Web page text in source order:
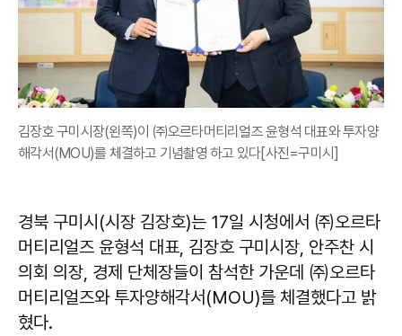
김장호 구미시장(왼쪽)이 ㈜오르타머티리얼즈 윤형석 대표와 투자양
해각서(MOU)를 체결하고 기념촬영 하고 있다[사진=구미시]
경북 구미시(시장 김장호)는 17일 시청에서 ㈜오르타
머티리얼즈 윤형석 대표, 김장호 구미시장, 안주찬 시
의회 의장, 경제 단체장들이 참석한 가운데 ㈜오르타
머티리얼즈와 투자양해각서(MOU)를 체결했다고 밝
혔다.